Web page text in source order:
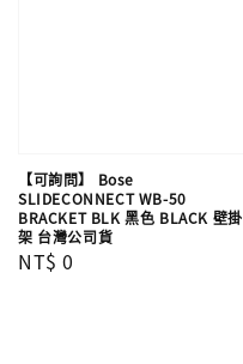
【可詢問】 Bose
SLIDECONNECT WB-50
BRACKET BLK 黑色 BLACK 壁掛
架 台灣公司貨
Regular
NT$ 0